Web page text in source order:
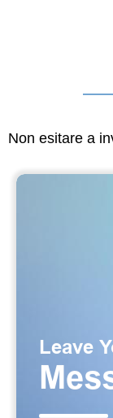
Non esitare a